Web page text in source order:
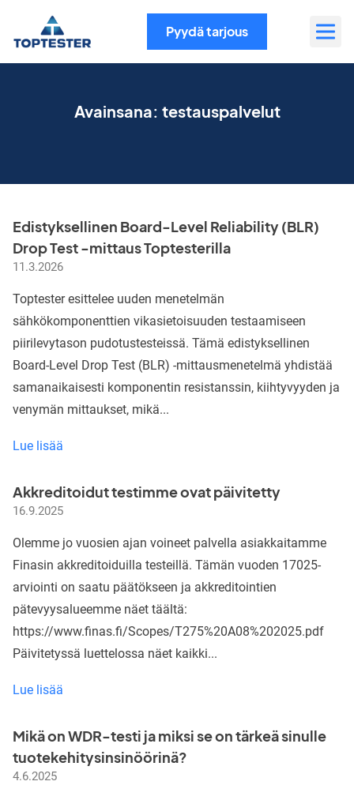
sisältöön
Pyydä tarjous
Avainsana: testauspalvelut
Edistyksellinen Board-Level Reliability (BLR)
Drop Test -mittaus Toptesterilla
11.3.2026
Toptester esittelee uuden menetelmän
sähkökomponenttien vikasietoisuuden testaamiseen
piirilevytason pudotustesteissä. Tämä edistyksellinen
Board-Level Drop Test (BLR) -mittausmenetelmä yhdistää
samanaikaisesti komponentin resistanssin, kiihtyvyyden ja
venymän mittaukset, mikä...
Lue lisää
Level
Reliability
Drop
Test
mittaus
Toptesterilla
Akkreditoidut testimme ovat päivitetty
16.9.2025
Olemme jo vuosien ajan voineet palvella asiakkaitamme
Finasin akkreditoiduilla testeillä. Tämän vuoden 17025-
arviointi on saatu päätökseen ja akkreditointien
pätevyysalueemme näet täältä:
https://www.finas.fi/Scopes/T275%20A08%202025.pdf
Päivitetyssä luettelossa näet kaikki...
Lue lisää
päivitetty
Mikä on WDR-testi ja miksi se on tärkeä sinulle
tuotekehitysinsinöörinä?
4.6.2025